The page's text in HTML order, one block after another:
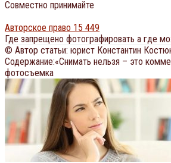
Совместно принимайте
Авторское право 15 449
Где запрещено фотографировать а где
© Автор статьи: юрист Константин
Содержание:«Снимать нельзя – это
фотосъемка